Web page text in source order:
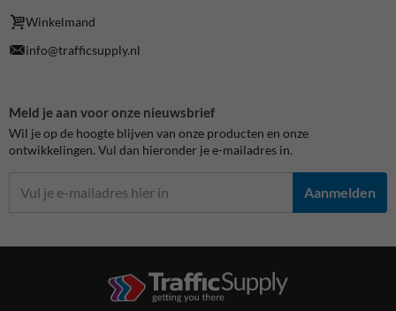
Winkelmand
info@trafficsupply.nl
Meld je aan voor onze nieuwsbrief
Wil je op de hoogte blijven van onze producten en onze
ontwikkelingen. Vul dan hieronder je e-mailadres in.
Aanmelden